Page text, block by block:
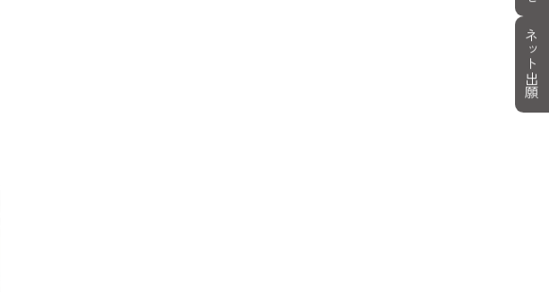
ネット出願